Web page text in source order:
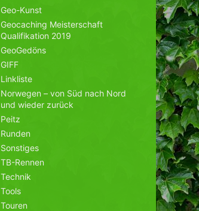
Geo-Kunst
Geocaching Meisterschaft
Qualifikation 2019
GeoGedöns
GIFF
Linkliste
Norwegen – von Süd nach Nord
und wieder zurück
Peitz
Runden
Sonstiges
TB-Rennen
Technik
Tools
Touren